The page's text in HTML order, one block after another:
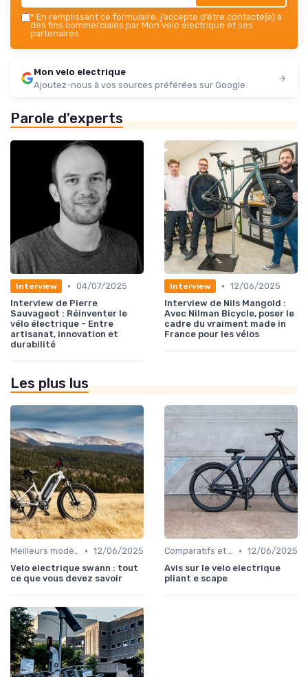
* En remplissant ce formulaire, j’accepte d’être contacté(e) à
des fins commerciales par Mon velo electrique et ses
partenaires.
Mon velo electrique
Ajoutez-nous à vos sources préférées sur Google
Parole d'experts
Interview • 04/07/2025
Interview de Pierre
Sauvageot : Réinventer le
vélo électrique - Entre
artisanat, innovation et
durabilité
Interview • 12/06/2025
Interview de Nils Mangold :
Avec Nilman Bicycle, poser le
cadre du vraiment made in
France pour les vélos
Les plus lus
Meilleurs modèles et marques • 12/06/2025
Velo electrique swann : tout
ce que vous devez savoir
Comparatifs et tests de vélos électriques • 12/06/2025
Avis sur le velo electrique
pliant e scape